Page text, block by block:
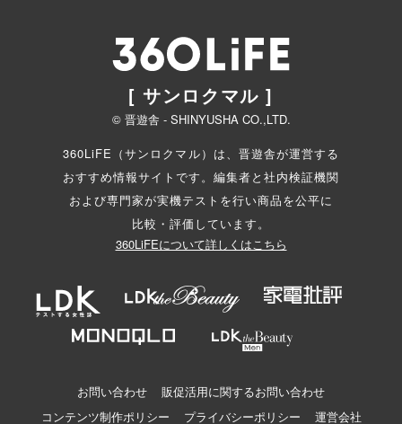
[ サンロクマル ]
© 晋遊舎 - SHINYUSHA CO.,LTD.
360LiFE（サンロクマル）は、晋遊舎が運営する
おすすめ情報サイトです。編集者と社内検証機関
および専門家が実機テストを行い商品を公平に
比較・評価しています。
360LiFEについて詳しくはこちら
お問い合わせ
販促活用に関するお問い合わせ
コンテンツ制作ポリシー
プライバシーポリシー 運営会社